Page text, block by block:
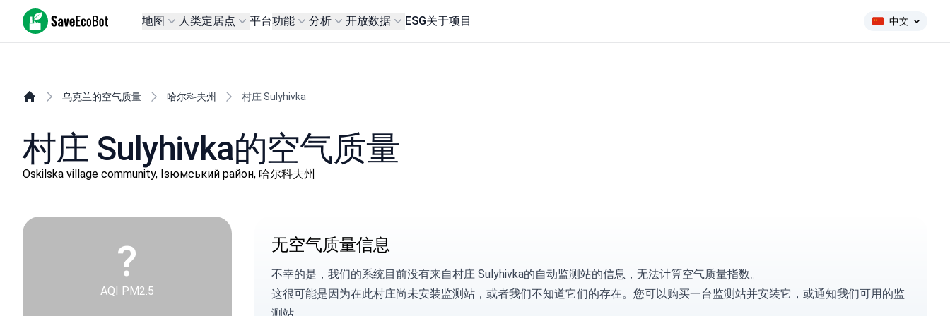
SaveEcoBot 地图 人类定居点 平台功能 分析 开放数据 ESG关于项目 中文
乌克兰的空气质量 哈尔科夫州 村庄 Sulyhivka
村庄 Sulyhivka的空气质量
Oskilska village community, Ізюмський район, 哈尔科夫州
?
AQI PM2.5
无空气质量信息
不幸的是，我们的系统目前没有来自村庄 Sulyhivka的自动监测站的信息，无法计算空气质量指数。
这很可能是因为在此村庄尚未安装监测站，或者我们不知道它们的存在。您可以购买一台监测站并安装它，或通知我们可用的监